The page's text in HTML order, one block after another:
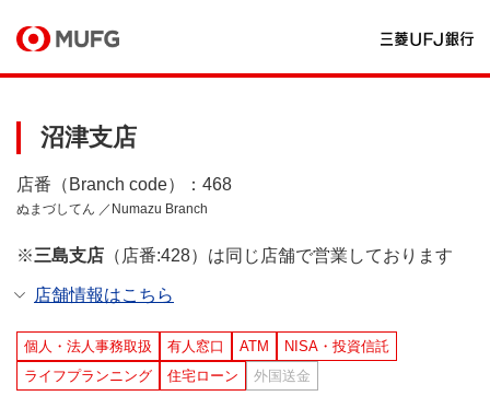
沼津支店
店番（Branch code）：468
ぬまづしてん ／Numazu Branch
※三島支店 （店番:428）は同じ店舗で営業しております
店舗情報はこちら
個人・法人事務取扱 有人窓口 ATM
NISA・投資信託
ライフプランニング
住宅ローン 外国送金